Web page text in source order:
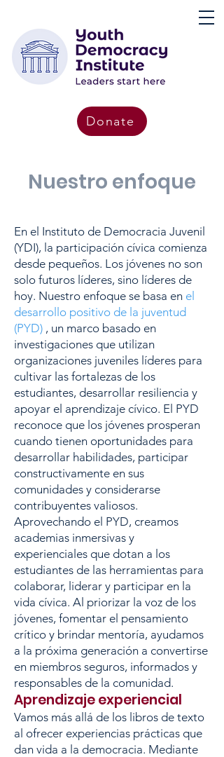
Donate
Nuestro enfoque
En el Instituto de Democracia Juvenil
(YDI), la participación cívica comienza
desde pequeños. Los jóvenes no son
solo futuros líderes, sino líderes de
hoy. Nuestro enfoque se basa en el
desarrollo positivo de la juventud
(PYD) , un marco basado en
investigaciones que utilizan
organizaciones juveniles líderes para
cultivar las fortalezas de los
estudiantes, desarrollar resiliencia y
apoyar el aprendizaje cívico. El PYD
reconoce que los jóvenes prosperan
cuando tienen oportunidades para
desarrollar habilidades, participar
constructivamente en sus
comunidades y considerarse
contribuyentes valiosos.
Aprovechando el PYD, creamos
academias inmersivas y
experienciales que dotan a los
estudiantes de las herramientas para
colaborar, liderar y participar en la
vida cívica. Al priorizar la voz de los
jóvenes, fomentar el pensamiento
crítico y brindar mentoría, ayudamos
a la próxima generación a convertirse
en miembros seguros, informados y
responsables de la comunidad.
Aprendizaje experiencial
Vamos más allá de los libros de texto
al ofrecer experiencias prácticas que
dan vida a la democracia. Mediante